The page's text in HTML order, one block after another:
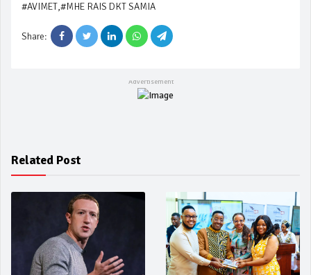
#AVIMET,#MHE RAIS DKT SAMIA
Share:
Related Post